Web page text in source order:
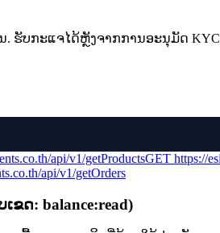
ຮັບກະແຈໄດ້ຫຼັງຈາກການອະນຸມັດ KYC
api/v1/getProductsGET https://
api/v1/getOrders
ເຂດ: balance:read)